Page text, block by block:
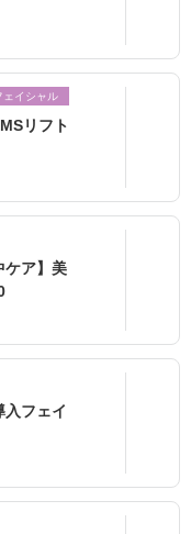
ェイシャル
リフト
ケア】美
入フェイ